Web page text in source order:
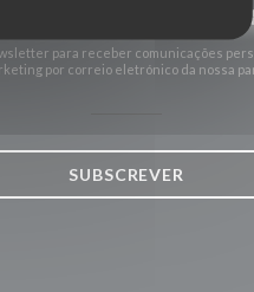
se
para receber comunicações
por correio eletrónico da nossa
SUBSCREVER